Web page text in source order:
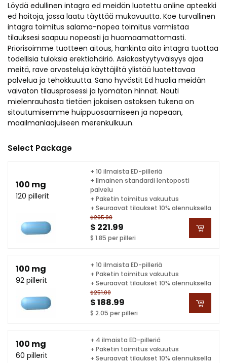
Löydä edullinen intagra ed meidän luotettu online apteekki
ed hoitoja, jossa laatu täyttää mukavuutta. Koe turvallinen
intagra toimitus salama-nopea toimitus varmistaa
tilauksesi saapuu nopeasti ja huomaamattomasti.
Priorisoimme tuotteen aitous, hankinta aito intagra tuottaa
todellisia tuloksia erektiohäiriö. Asiakastyytyväisyys ajaa
meitä, rave arvosteluja käyttäjiltä ylistää luotettavaa
palvelua ja tehokkuutta. Sano hyvästit Ed huolia meidän
vaivaton tilausprosessi ja lyömätön hinnat. Nauti
mielenrauhasta tietäen jokaisen ostoksen tukena on
sitoutumisemme huippuosaamiseen ja nopeaan,
maailmanlaajuiseen merenkulkuun.
Select Package
100 mg
120 pillerit
$295.00
$ 221.99
$ 1.85 per pilleri
+ 10 ilmaista ED-pilleriä
+ Ilmainen standardi lentoposti
palvelu
+ Paketin toimitus vakuutus
+ Seuraavat tilaukset 10% alennuksella
100 mg
92 pillerit
$251.00
$ 188.99
$ 2.05 per pilleri
+ 10 ilmaista ED-pilleriä
+ Paketin toimitus vakuutus
+ Seuraavat tilaukset 10% alennuksella
100 mg
60 pillerit
+ 4 ilmaista ED-pilleriä
+ Paketin toimitus vakuutus
+ Seuraavat tilaukset 10% alennuksella